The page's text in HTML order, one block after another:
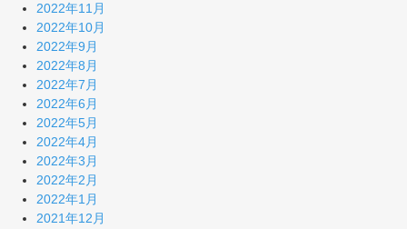
2022年11月
2022年10月
2022年9月
2022年8月
2022年7月
2022年6月
2022年5月
2022年4月
2022年3月
2022年2月
2022年1月
2021年12月